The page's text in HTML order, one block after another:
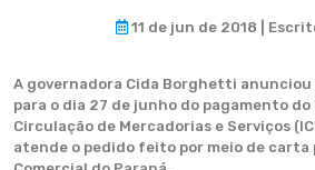
11 de jun de 2018 |
A governadora Cida Borghetti anunciou
para o dia 27 de junho do pagamento do
Circulação de Mercadorias e Serviços
atende o pedido feito por meio de carta